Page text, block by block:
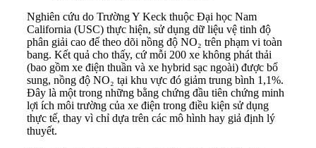
Nghiên cứu do Trường Y Keck thuộc Đại học Nam
California (USC) thực hiện, sử dụng dữ liệu vệ tinh độ
phân giải cao để theo dõi nồng độ NO₂ trên phạm vi toàn
bang. Kết quả cho thấy, cứ mỗi 200 xe không phát thải
(bao gồm xe điện thuần và xe hybrid sạc ngoài) được bổ
sung, nồng độ NO₂ tại khu vực đó giảm trung bình 1,1%.
Đây là một trong những bằng chứng đầu tiên chứng minh
lợi ích môi trường của xe điện trong điều kiện sử dụng
thực tế, thay vì chỉ dựa trên các mô hình hay giả định lý
thuyết.